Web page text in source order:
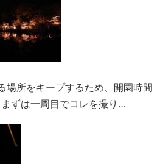
場所をキープするため、開園時間
ずは一周目でコレを撮り…